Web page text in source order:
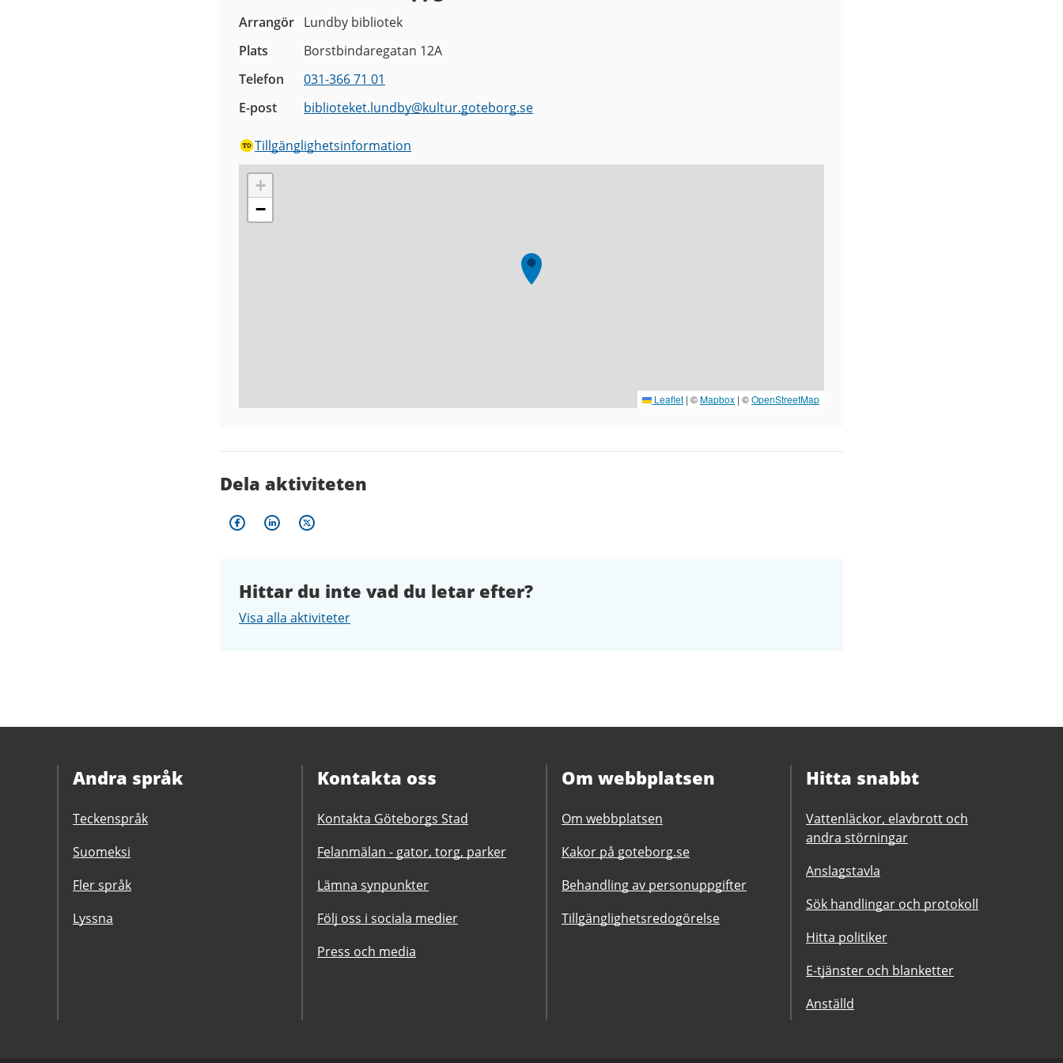
Arrangör Lundby bibliotek
Plats
Borstbindaregatan 12A
Telefon
031-366 71 01
E-post
biblioteket.lundby@kultur.goteborg.se
Tillgänglighetsinformation
+
−
Leaflet | ©Mapbox | ©OpenStreetMap
Dela aktiviteten
Hittar du inte vad du letar efter?
Visa alla aktiviteter
Andra språk
Teckenspråk
Suomeksi
Fler språk
Lyssna
Kontakta oss
Kontakta Göteborgs Stad
Felanmälan - gator, torg, parker
Lämna synpunkter
Följ oss i sociala medier
Press och media
Om webbplatsen
Om webbplatsen
Kakor på goteborg.se
Behandling av personuppgifter
Tillgänglighetsredogörelse
Hitta snabbt
Vattenläckor, elavbrott och
andra störningar
Anslagstavla
Sök handlingar och protokoll
Hitta politiker
E-tjänster och blanketter
Anställd